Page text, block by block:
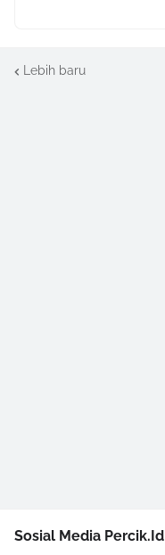
Lebih baru
Sosial Media Percik.Id